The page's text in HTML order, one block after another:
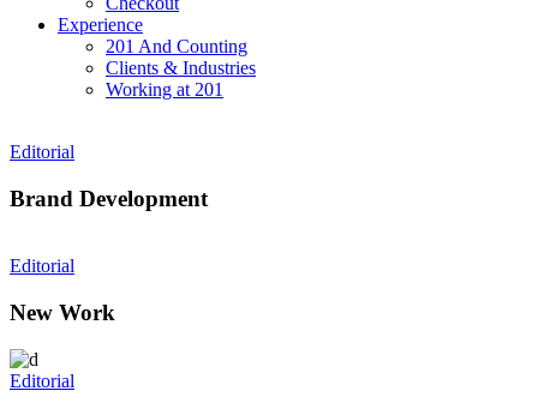
Experience
201 And Counting
Clients & Industries
Working at 201
Editorial
Brand Development
Editorial
New Work
Editorial